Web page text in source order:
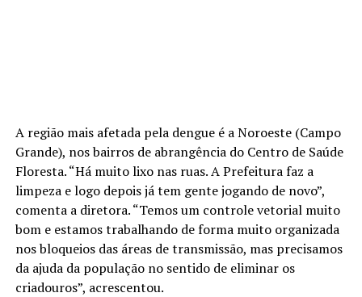
A região mais afetada pela dengue é a Noroeste (Campo
Grande), nos bairros de abrangência do Centro de Saúde
Floresta. “Há muito lixo nas ruas. A Prefeitura faz a
limpeza e logo depois já tem gente jogando de novo”,
comenta a diretora. “Temos um controle vetorial muito
bom e estamos trabalhando de forma muito organizada
nos bloqueios das áreas de transmissão, mas precisamos
da ajuda da população no sentido de eliminar os
criadouros”, acrescentou.